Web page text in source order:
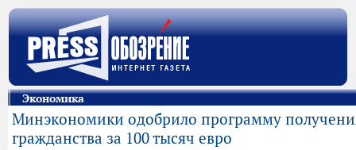
Экономика
Минэкономики одобрило программу
гражданства за 100 тысяч евро